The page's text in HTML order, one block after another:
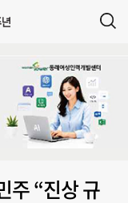
주 “진상 규